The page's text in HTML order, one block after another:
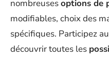
nombreusesoptions de
modifiables, choix des
spécifiques. Participez
découvrir toutes les